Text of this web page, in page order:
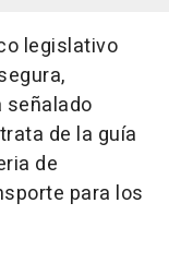
legislativo
señalado
de la guía
de
para los